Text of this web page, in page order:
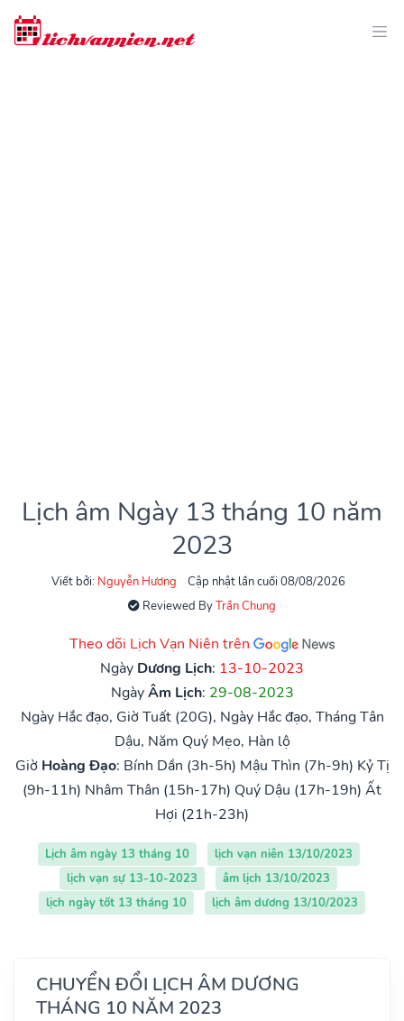
Lịch âm Ngày 13 tháng 10 năm
2023
Viết bởi: Nguyễn Hương
Cập nhật lần cuối 08/08/2026
Reviewed ByTrần Chung
Theo dõi Lịch Vạn Niên trên
Ngày Dương Lịch: 13-10-2023
NgàyÂm Lịch: 29-08-2023
Ngày Hắc đạo, Giờ Tuất (20G), Ngày Hắc đạo, Tháng Tân
Dậu, Năm Quý Mẹo, Hàn lộ
Giờ Hoàng Đạo: Bính Dần (3h-5h) Mậu Thìn (7h-9h) Kỷ Tị
(9h-11h) Nhâm Thân (15h-17h) Quý Dậu (17h-19h) Ất
Hợi (21h-23h)
Lịch âm ngày 13 tháng 10
lịch vạn niên 13/10/2023
lịch vạn sự 13-10-2023
âm lịch 13/10/2023
lịch ngày tốt 13 tháng 10
lịch âm dương 13/10/2023
CHUYỂN ĐỔI LỊCH ÂM DƯƠNG
THÁNG 10 NĂM 2023